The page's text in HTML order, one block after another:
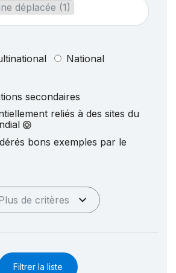
déplacée (1)
National
secondaires
reliés à des sites du
bons exemples par le
de critères
Filtrer la liste